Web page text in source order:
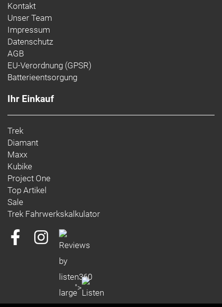
Kontakt
Unser Team
Impressum
Datenschutz
AGB
EU-Verordnung (GPSR)
Batterieentsorgung
Ihr Einkauf
Trek
Diamant
Maxx
Kubike
Project One
Top Artikel
Sale
Trek Fahrwerkskalkulator
">